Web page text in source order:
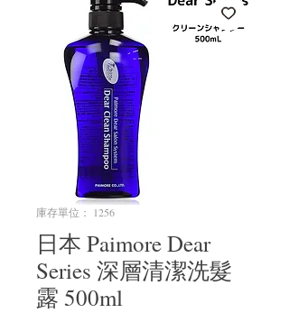
庫存單位： 1256
日本 Paimore Dear
Series 深層清潔洗髮
露 500ml